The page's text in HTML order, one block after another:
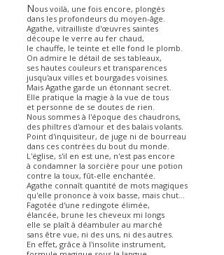
Nous voilà, une fois encore, plongés
dans les profondeurs du moyen-âge.
Agathe, vitrailliste d'œuvres saintes
découpe le verre au fer chaud,
le chauffe, le teinte et elle fond le plomb.
On admire le détail de ses tableaux,
ses hautes couleurs et transparences
jusqu'aux villes et bourgades voisines.
Mais Agathe garde un étonnant secret.
Elle pratique la magie à la vue de tous
et personne de se doutes de rien.
Nous sommes à l'époque des chaudrons,
des philtres d'amour et des balais volants.
Point d'inquisiteur, de juge ni de bourreau
dans ces contrées du bout du monde.
L'église, s'il en est une, n'est pas encore
à condamner la sorcière pour une potion
contre la toux, fût-elle enchantée.
Agathe connaît quantité de mots magiques
qu'elle prononce à voix basse, mais chut...
Fagotée d'une redingote élimée,
élancée, brune les cheveux mi longs
elle se plaît à déambuler au marché
sans être vue, ni des uns, ni des autres.
En effet, grâce à l'insolite instrument,